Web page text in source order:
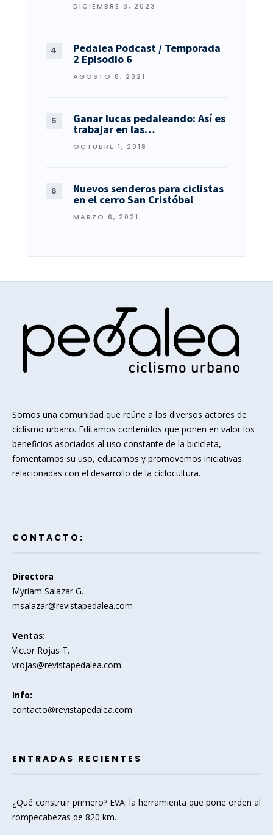
DICIEMBRE 3, 2023
Pedalea Podcast / Temporada
2 Episodio 6
AGOSTO 8, 2021
Ganar lucas pedaleando: Así es
trabajar en las…
OCTUBRE 1, 2018
Nuevos senderos para ciclistas
en el cerro San Cristóbal
MARZO 6, 2021
Somos una comunidad que reúne a los diversos actores de
ciclismo urbano. Editamos contenidos que ponen en valor los
beneficios asociados al uso constante de la bicicleta,
fomentamos su uso, educamos y promovemos iniciativas
relacionadas con el desarrollo de la ciclocultura.
CONTACTO:
Directora
Myriam Salazar G.
msalazar@revistapedalea.com
Ventas:
Victor Rojas T.
vrojas@revistapedalea.com
Info:
contacto@revistapedalea.com
ENTRADAS RECIENTES
¿Qué construir primero? EVA: la herramienta que pone orden al
rompecabezas de 820 km.